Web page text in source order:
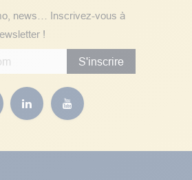
news… Inscrivez-vous à
!
S'inscrire